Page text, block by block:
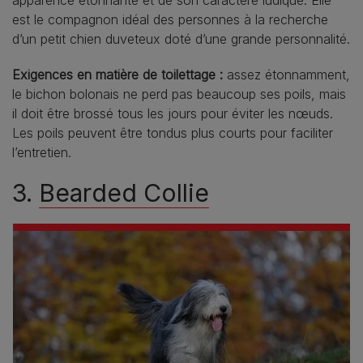
est le compagnon idéal des personnes à la recherche
d’un petit chien duveteux doté d’une grande personnalité.
Exigences en matière de toilettage : assez étonnamment,
le bichon bolonais ne perd pas beaucoup ses poils, mais
il doit être brossé tous les jours pour éviter les nœuds.
Les poils peuvent être tondus plus courts pour faciliter
l’entretien.
3. Bearded Collie